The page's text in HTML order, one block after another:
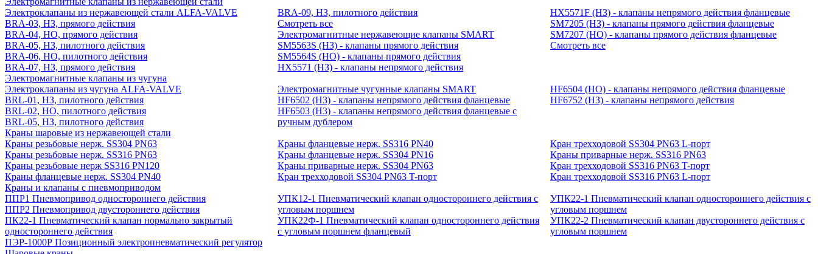
Электроклапаны из нержавеющей стали ALFA-VALVE
BRA-03, НЗ, прямого действия
BRA-04, НО, прямого действия
BRA-05, НЗ, пилотного действия
BRA-06, НО, пилотного действия
BRA-07, НЗ, прямого действия
BRA-09, НЗ, пилотного действия
Смотреть все
Электромагнитные нержавеющие клапаны SMART
SM5563S (НЗ) - клапаны прямого действия
SM5564S (НО) - клапаны прямого действия
HX5571 (НЗ) - клапаны непрямого действия
HX5571F (НЗ) - клапаны непрямого действия фланцевые
SM7205 (НЗ) - клапаны прямого действия фланцевые
SM7207 (НО) - клапаны прямого действия фланцевые
Смотреть все
Электромагнитные клапаны из чугуна
Электроклапаны из чугуна ALFA-VALVE
BRL-01, НЗ, пилотного действия
BRL-02, НО, пилотного действия
BRL-05, НЗ, пилотного действия
Электромагнитные чугунные клапаны SMART
HF6502 (НЗ) - клапаны непрямого действия фланцевые
HF6503 (Н3) - клапаны непрямого действия фланцевые с
ручным дублером
HF6504 (НО) - клапаны непрямого действия фланцевые
HF6752 (НЗ) - клапаны непрямого действия
Краны шаровые из нержавеющей стали
Краны резьбовые нерж. SS304 PN63
Краны резьбовые нерж. SS316 PN63
Краны резьбовые нерж SS316 PN120
Краны фланцевые нерж. SS304 PN40
Краны фланцевые нерж. SS316 PN40
Краны фланцевые нерж. SS304 PN16
Краны приварные нерж. SS304 PN63
Кран трехходовой SS304 PN63 T-порт
Кран трехходовой SS304 PN63 L-порт
Краны приварные нерж. SS316 PN63
Кран трехходовой SS316 PN63 T-порт
Кран трехходовой SS316 PN63 L-порт
Краны и клапаны с пневмоприводом
ППР1 Пневмопривод одностороннего действия
ППР2 Пневмопривод двустороннего действия
ПК22-1 Пневматический клапан нормально закрытый
одностороннего действия
ПЭР-1000Р Позиционный электропневматический регулятор
УПК12-1 Пневматический клапан одностороннего действия с
угловым поршнем
УПК22Ф-1 Пневматический клапан одностороннего действия
с угловым поршнем фланцевый
УПК22-1 Пневматический клапан одностороннего действия с
угловым поршнем
УПК22-2 Пневматический клапан двустороннего действия с
угловым поршнем